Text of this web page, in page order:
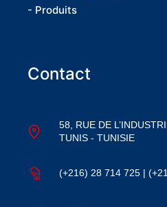
- Produits
Contact
58, RUE DE
TUNIS - TUNISIE
(+216) 28 714 725 |